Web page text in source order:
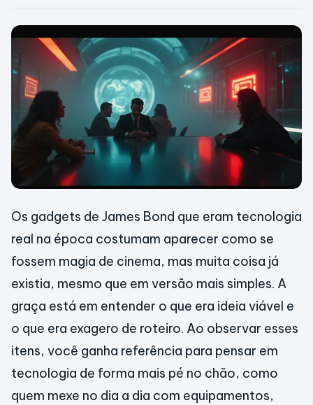
Os gadgets de James Bond que eram tecnologia
real na época costumam aparecer como se
fossem magia de cinema, mas muita coisa já
existia, mesmo que em versão mais simples. A
graça está em entender o que era ideia viável e
o que era exagero de roteiro. Ao observar esses
itens, você ganha referência para pensar em
tecnologia de forma mais pé no chão, como
quem mexe no dia a dia com equipamentos,